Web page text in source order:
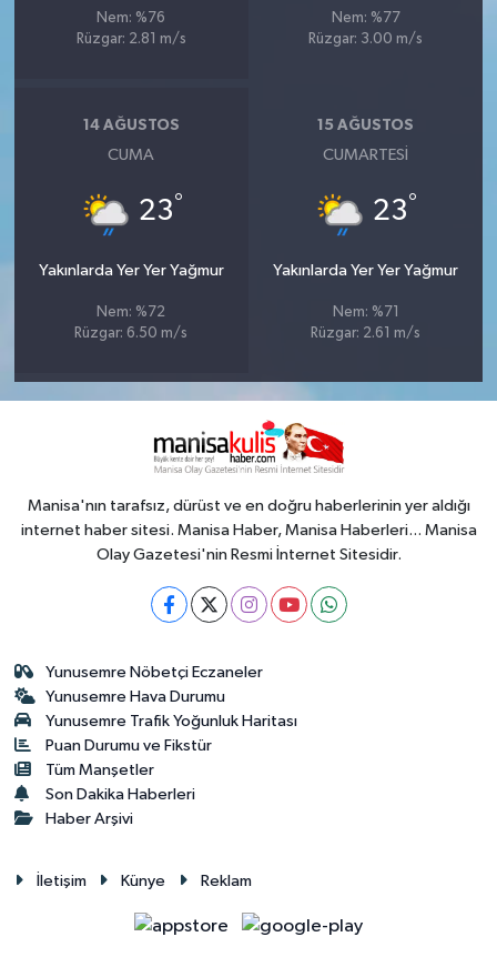
Nem: %76
Rüzgar: 2.81 m/s
Nem: %77
Rüzgar: 3.00 m/s
14 AĞUSTOS
CUMA
23°
Yakınlarda Yer Yer Yağmur
Nem: %72
Rüzgar: 6.50 m/s
15 AĞUSTOS
CUMARTESI
23°
Yakınlarda Yer Yer Yağmur
Nem: %71
Rüzgar: 2.61 m/s
Manisa'nın tarafsız, dürüst ve en doğru haberlerinin yer aldığı
internet haber sitesi. Manisa Haber, Manisa Haberleri... Manisa
Olay Gazetesi'nin Resmi İnternet Sitesidir.
Yunusemre Nöbetçi Eczaneler
Yunusemre Hava Durumu
Yunusemre Trafik Yoğunluk Haritası
Puan Durumu ve Fikstür
Tüm Manşetler
Son Dakika Haberleri
Haber Arşivi
İletişim Künye Reklam